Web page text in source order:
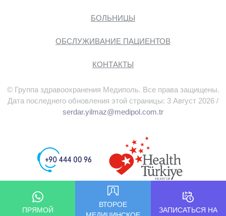
БОЛЬНИЦЫ
ОБСЛУЖИВАНИЕ ПАЦИЕНТОВ
КОНТАКТЫ
© Группа здравоохранения Медиполь. Все права защищены.
Дата последнего обновления этой страницы: 3 Август 2026 /
serdar.yilmaz@medipol.com.tr
ПРЯМОЙ
ВТОРОЕ
ЗАПИСАТЬСЯ НА